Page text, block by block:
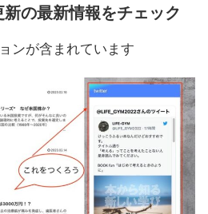
の最新情報をチェック
ンが含まれています